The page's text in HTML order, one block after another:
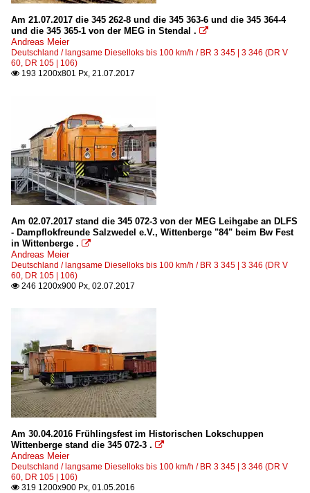
Am 21.07.2017 die 345 262-8 und die 345 363-6 und die 345 364-4
und die 345 365-1 von der MEG in Stendal . 
Andreas Meier
Deutschland / langsame Dieselloks bis 100 km/h / BR 3 345 | 3 346 (DR V
60, DR 105 | 106)
 193 1200x801 Px, 21.07.2017
Am 02.07.2017 stand die 345 072-3 von der MEG Leihgabe an DLFS
- Dampflokfreunde Salzwedel e.V., Wittenberge "84" beim Bw Fest
in Wittenberge . 
Andreas Meier
Deutschland / langsame Dieselloks bis 100 km/h / BR 3 345 | 3 346 (DR V
60, DR 105 | 106)
 246 1200x900 Px, 02.07.2017
Am 30.04.2016 Frühlingsfest im Historischen Lokschuppen
Wittenberge stand die 345 072-3 . 
Andreas Meier
Deutschland / langsame Dieselloks bis 100 km/h / BR 3 345 | 3 346 (DR V
60, DR 105 | 106)
 319 1200x900 Px, 01.05.2016